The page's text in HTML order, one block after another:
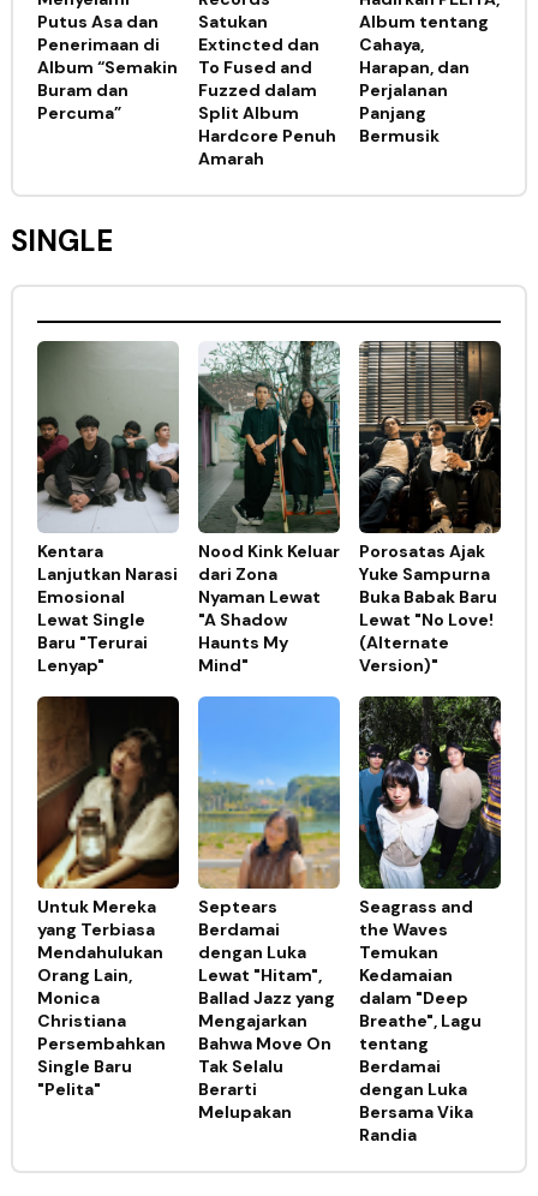
Putus Asa dan
Penerimaan di
Album “Semakin
Buram dan
Percuma”
Satukan
Extincted dan
To Fused and
Fuzzed dalam
Split Album
Hardcore Penuh
Amarah
Album tentang
Cahaya,
Harapan, dan
Perjalanan
Panjang
Bermusik
SINGLE
Kentara
Lanjutkan Narasi
Emosional
Lewat Single
Baru "Terurai
Lenyap"
Nood Kink Keluar
dari Zona
Nyaman Lewat
"A Shadow
Haunts My
Mind"
Porosatas Ajak
Yuke Sampurna
Buka Babak Baru
Lewat "No Love!
(Alternate
Version)"
Untuk Mereka
yang Terbiasa
Mendahulukan
Orang Lain,
Monica
Christiana
Persembahkan
Single Baru
"Pelita"
Septears
Berdamai
dengan Luka
Lewat "Hitam",
Ballad Jazz yang
Mengajarkan
Bahwa Move On
Tak Selalu
Berarti
Melupakan
Seagrass and
the Waves
Temukan
Kedamaian
dalam "Deep
Breathe", Lagu
tentang
Berdamai
dengan Luka
Bersama Vika
Randia